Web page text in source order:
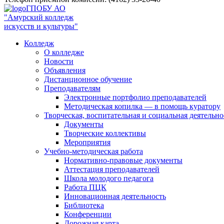
ГПОБУ АО
"Амурский колледж
искусств и культуры"
Колледж
О колледже
Новости
Объявления
Дистанционное обучение
Преподавателям
Электронные портфолио преподавателей
Методическая копилка — в помощь куратору
Творческая, воспитательная и социальная
Документы
Творческие коллективы
Мероприятия
Учебно-методическая работа
Нормативно-правовые документы
Аттестация преподавателей
Школа молодого педагога
Работа ПЦК
Инновационная деятельность
Библиотека
Конференции